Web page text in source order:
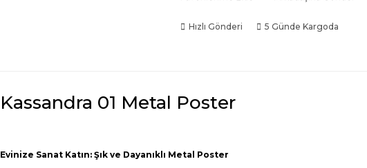
Hızlı Gönderi 5 Günde Kargoda
Kassandra 01 Metal Poster
Evinize Sanat Katın: Şık ve Dayanıklı Metal Poster